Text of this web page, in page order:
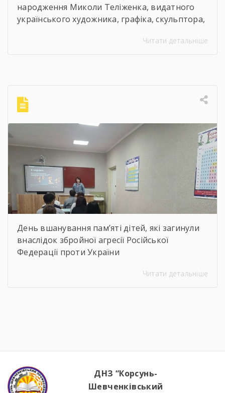
народження Миколи Теліженка, видатного
українського художника, графіка, скульптора,
мистецтва, члена Національної спілки
години, під час яких студенти здійснили
віртуальну подорож до музею митця, де
кожен зміг побачити неймовірну
філігранність витинанок, графіки […]
Читати детальніше
День вшанування пам’яті дітей, які загинули
внаслідок збройної агресії Російської
Федерації проти України
Читати детальніше
ДНЗ “Корсунь-
Шевченківський